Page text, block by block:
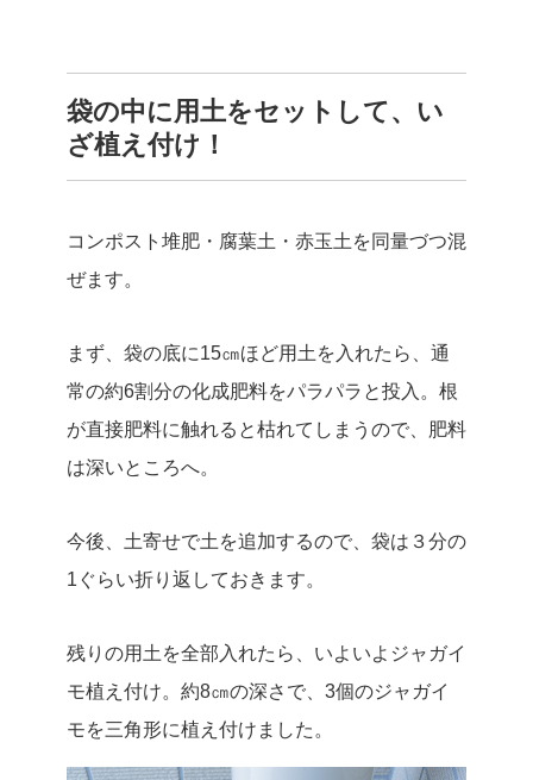
袋の中に用土をセットして、い
ざ植え付け！
コンポスト堆肥・腐葉土・赤玉土を同量づつ混
ぜます。
まず、袋の底に15㎝ほど用土を入れたら、通
常の約6割分の化成肥料をパラパラと投入。根
が直接肥料に触れると枯れてしまうので、肥料
は深いところへ。
今後、土寄せで土を追加するので、袋は３分の
1ぐらい折り返しておきます。
残りの用土を全部入れたら、いよいよジャガイ
モ植え付け。約8㎝の深さで、3個のジャガイ
モを三角形に植え付けました。